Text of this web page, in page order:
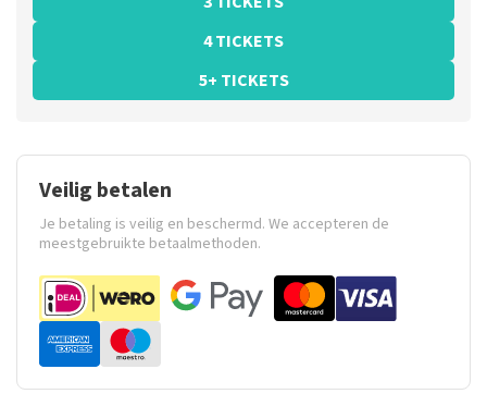
4 TICKETS
5+ TICKETS
Veilig betalen
Je betaling is veilig en beschermd. We accepteren de
meestgebruikte betaalmethoden.